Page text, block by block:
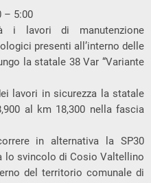
– 5:00
i lavori di manutenzione
presenti all’interno delle
la statale 38 Var “Variante
lavori in sicurezza la statale
al km 18,300 nella fascia
in alternativa la SP30
lo svincolo di Cosio Valtellino
del territorio comunale di